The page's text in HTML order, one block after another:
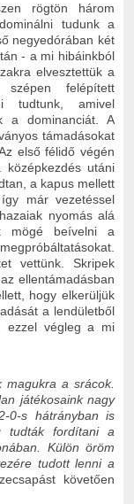
rögtön három
tudunk a
negyedórában két
- a mi hibáinkból
elvesztettük a
szépen felépített
tudtunk, amivel
a dominanciát. A
támadásokat
első félidő végén
középkezdés utáni
a kapus mellett
már vezetéssel
nyomás alá
mögé beívelni a
vettünk. Skripek
ellentámadásban
hogy elkerüljük
a lendületből
ezzel végleg a mi
magukra a srácok.
játékosaink nagy
0-s hátrányban is
tudták fordítani a
Külön öröm
tudott lenni a
követően